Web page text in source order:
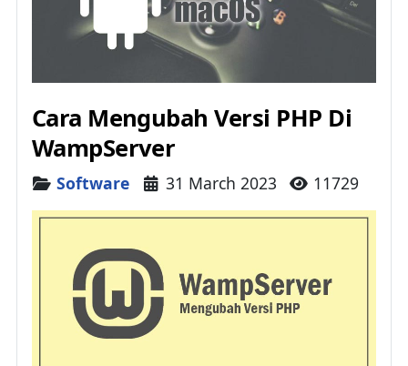
Cara Mengubah Versi PHP Di
WampServer
Details
Software 31 March 2023 11729